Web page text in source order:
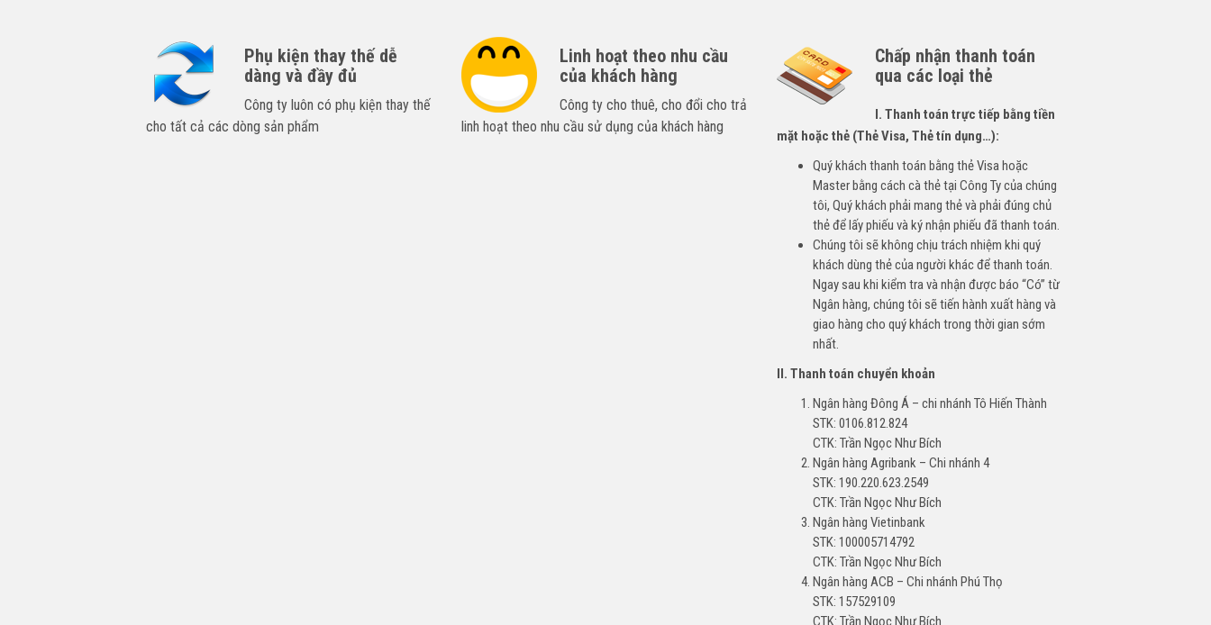
Phụ kiện thay thế dễ
dàng và đầy đủ
Công ty luôn có phụ kiện thay thế
cho tất cả các dòng sản phẩm
Linh hoạt theo nhu cầu
của khách hàng
Công ty cho thuê, cho đổi cho trả
linh hoạt theo nhu cầu sử dụng của khách hàng
Chấp nhận thanh toán
qua các loại thẻ
I. Thanh toán trực tiếp bằng tiền
mặt hoặc thẻ (Thẻ Visa, Thẻ tín dụng…):
Quý khách thanh toán bằng thẻ Visa hoặc
Master bằng cách cà thẻ tại Công Ty của chúng
tôi, Quý khách phải mang thẻ và phải đúng chủ
thẻ để lấy phiếu và ký nhận phiếu đã thanh toán.
Chúng tôi sẽ không chịu trách nhiệm khi quý
khách dùng thẻ của người khác để thanh toán.
Ngay sau khi kiểm tra và nhận được báo “Có” từ
Ngân hàng, chúng tôi sẽ tiến hành xuất hàng và
giao hàng cho quý khách trong thời gian sớm
nhất.
II. Thanh toán chuyển khoản
Ngân hàng Đông Á – chi nhánh Tô Hiến Thành
STK: 0106.812.824
CTK: Trần Ngọc Như Bích
Ngân hàng Agribank – Chi nhánh 4
STK: 190.220.623.2549
CTK: Trần Ngọc Như Bích
Ngân hàng Vietinbank
STK: 100005714792
CTK: Trần Ngọc Như Bích
Ngân hàng ACB – Chi nhánh Phú Thọ
STK: 157529109
CTK: Trần Ngọc Như Bích